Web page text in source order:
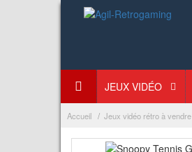
JEUX VIDÉO
Accueil Jeux vidéo rétro à vendre